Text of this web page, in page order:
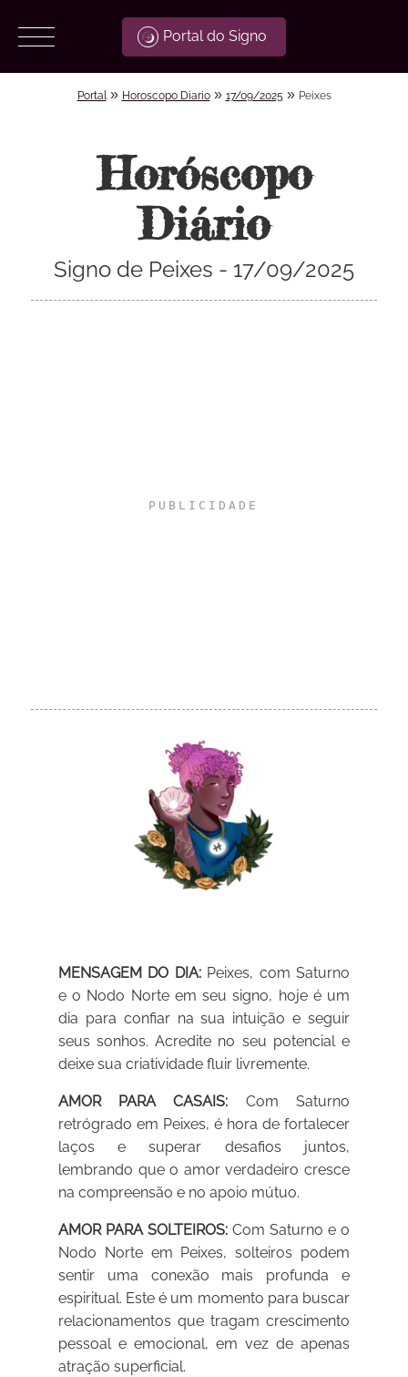
Portal do Signo
Portal » Horoscopo Diario» 17/09/2025 » Peixes
Horóscopo
Diário
Signo de Peixes - 17/09/2025
MENSAGEM DO DIA:Peixes, com Saturno
e o Nodo Norte em seu signo, hoje é um
dia para confiar na sua intuição e seguir
seus sonhos. Acredite no seu potencial e
deixe sua criatividade fluir livremente.
AMOR PARA CASAIS: Com Saturno
retrógrado em Peixes, é hora de fortalecer
laços e superar desafios juntos,
lembrando que o amor verdadeiro cresce
na compreensão e no apoio mútuo.
AMOR PARA SOLTEIROS: Com Saturno e o
Nodo Norte em Peixes, solteiros podem
sentir uma conexão mais profunda e
espiritual. Este é um momento para buscar
relacionamentos que tragam crescimento
pessoal e emocional, em vez de apenas
atração superficial.